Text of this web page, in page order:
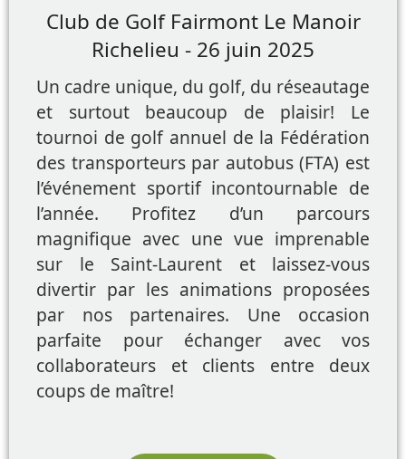
Club de Golf Fairmont Le Manoir
Richelieu - 26 juin 2025
Un cadre unique, du golf, du réseautage
et surtout beaucoup de plaisir! Le
tournoi de golf annuel de la Fédération
des transporteurs par autobus (FTA) est
l’événement sportif incontournable de
l’année. Profitez d’un parcours
magnifique avec une vue imprenable
sur le Saint-Laurent et laissez-vous
divertir par les animations proposées
par nos partenaires. Une occasion
parfaite pour échanger avec vos
collaborateurs et clients entre deux
coups de maître!